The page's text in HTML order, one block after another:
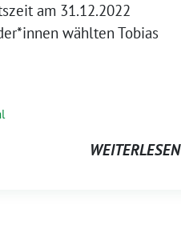
am 31.12.2022
wählten Tobias
WEITERLESEN